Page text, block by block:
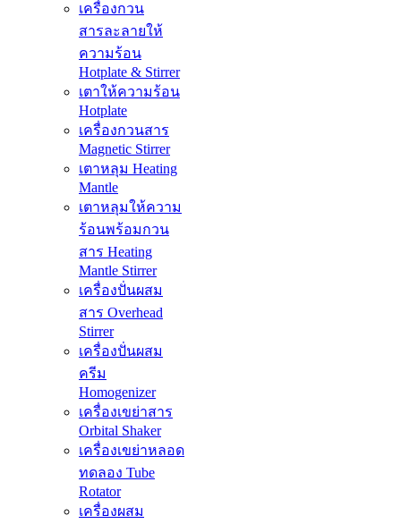
เครื่องกวน
สารละลายให้
ความร้อน
Hotplate & Stirrer
เตาให้ความร้อน
Hotplate
เครื่องกวนสาร
Magnetic Stirrer
เตาหลุม Heating
Mantle
เตาหลุมให้ความ
ร้อนพร้อมกวน
สาร Heating
Mantle Stirrer
เครื่องปั่นผสม
สาร Overhead
Stirrer
เครื่องปั่นผสม
ครีม
Homogenizer
เครื่องเขย่าสาร
Orbital Shaker
เครื่องเขย่าหลอด
ทดลอง Tube
Rotator
เครื่องผสม